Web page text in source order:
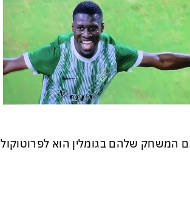
הארמנית וגם המשחק שלהם בגומלין הוא לפרוטוקול